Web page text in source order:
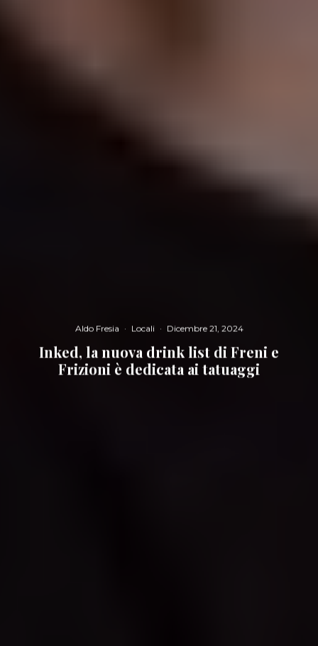
Aldo Fresia · Locali · Dicembre 21, 2024
Inked, la nuova drink list di Freni e
Frizioni è dedicata ai tatuaggi